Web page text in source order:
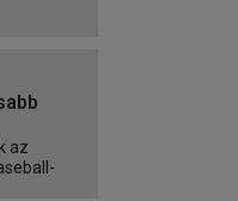
az